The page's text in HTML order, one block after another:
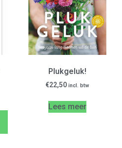
Plukgeluk!
€22,50 incl. btw
Lees meer